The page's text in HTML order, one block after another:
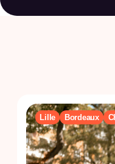
Lille Bordeaux